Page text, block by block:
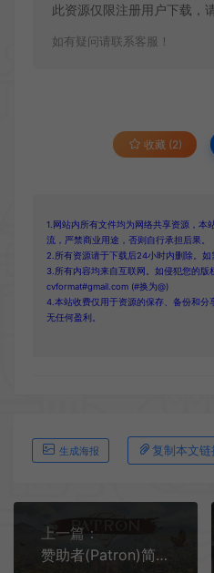
此资源仅限注册用户下载，
如有疑问请联系客服！
收藏 (2)
1.网站内所有文件均为网络共享资源，本
流，严禁商业用途，否则自行承担后果。
2.所有资源请于下载后24小时内删除。如
3.所有内容均来自互联网。如侵犯您的版
cvformat#gmail.com (#换为@)
4.本站收费仅用于资源的保存、备份和分
无任何盈利。
生成海报 复制本文链
上一篇：
赞助者(Patron)简中|PC|SIM|动态社会生存城市建设游戏